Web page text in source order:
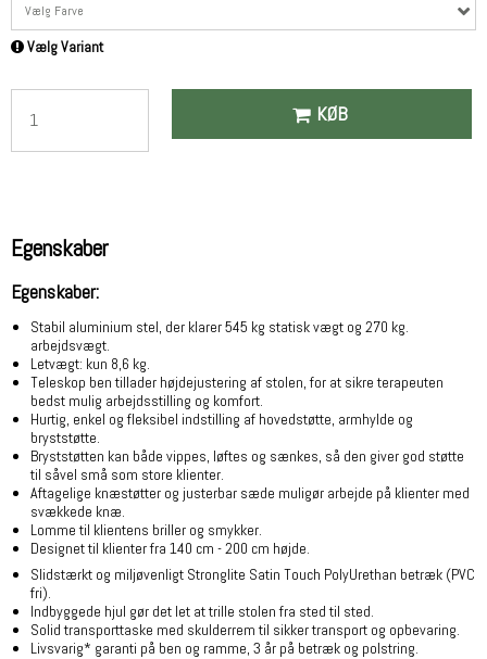
Vælg Farve
Vælg Variant
KØB
Egenskaber
Egenskaber:
Stabil aluminium stel, der klarer 545 kg statisk vægt og 270 kg.
arbejdsvægt.
Letvægt: kun 8,6 kg.
Teleskop ben tillader højdejustering af stolen, for at sikre terapeuten
bedst mulig arbejdsstilling og komfort.
Hurtig, enkel og fleksibel indstilling af hovedstøtte, armhylde og
bryststøtte.
Bryststøtten kan både vippes, løftes og sænkes, så den giver god støtte
til såvel små som store klienter.
Aftagelige knæstøtter og justerbar sæde muligør arbejde på klienter med
svækkede knæ.
Lomme til klientens briller og smykker.
Designet til klienter fra 140 cm - 200 cm højde.
Slidstærkt og miljøvenligt Stronglite Satin Touch PolyUrethan betræk (PVC
fri).
Indbyggede hjul gør det let at trille stolen fra sted til sted.
Solid transporttaske med skulderrem til sikker transport og opbevaring.
Livsvarig* garanti på ben og ramme, 3 år på betræk og polstring.